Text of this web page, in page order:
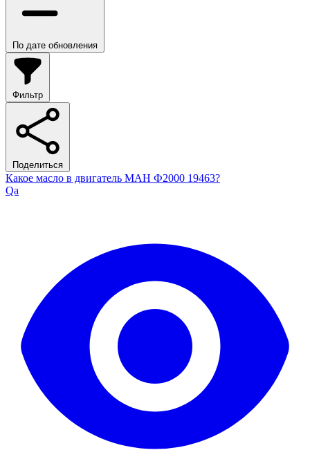
По дате обновления
Фильтр
Поделиться
Какое масло в двигатель МАН Ф2000 19463?
Qa